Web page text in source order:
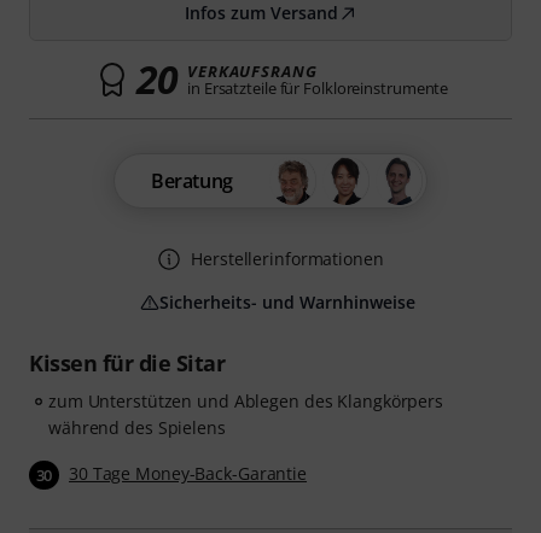
Kissen für die Sitar
zum Unterstützen und Ablegen des Klangkörpers
während des Spielens
30 30 Tage Money-Back-Garantie
Infos zum Versand
20 VERKAUFSRANG
in Ersatzteile für Folkloreinstrumente
Beratung
Herstellerinformationen
Sicherheits- und Warnhinweise